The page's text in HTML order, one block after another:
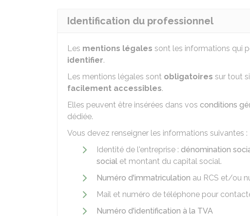
Identification du professionnel
Les mentions légales sont les informations qui
identifier.
Les mentions légales sont obligatoires sur tout
facilement accessibles.
Elles peuvent être insérées dans vos conditions
dédiée.
Vous devez renseigner les informations suivantes :
Identité de l'entreprise : dénomination
social et montant du capital social.
Numéro d'immatriculation au RCS et/ou
Mail et numéro de téléphone pour
Numéro d'identification à la TVA